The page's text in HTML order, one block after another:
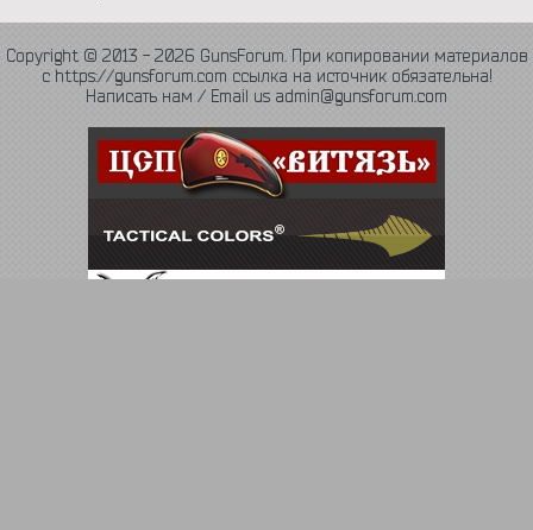
Copyright © 2013 - 2026 GunsForum. При копировании материалов
с https://gunsforum.com ссылка на источник обязательна!
Написать нам / Email us admin@gunsforum.com